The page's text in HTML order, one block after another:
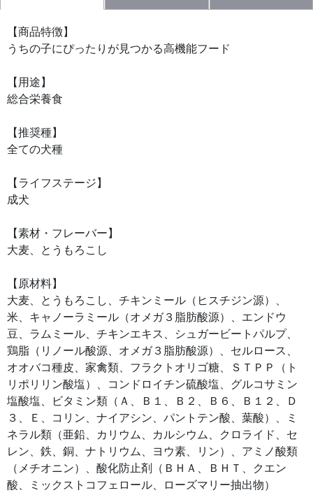
【商品特徴】
うちの子にぴったりが見つかる高機能フード
【用途】
総合栄養食
【推奨種】
全ての犬種
【ライフステージ】
成犬
【素材・フレーバー】
大麦、とうもろこし
【原材料】
大麦、とうもろこし、チキンミール（ヒスチジン源）、
米、キャノーラミール（オメガ３脂肪酸源）、エンドウ
豆、ラムミール、チキンエキス、シュガービートパルプ、
鶏脂（リノール酸源、オメガ３脂肪酸源）、セルロース、
オオバコ種皮、家禽類、フラクトオリゴ糖、ＳＴＰＰ（ト
リポリリン酸塩）、コンドロイチン硫酸塩、グルコサミン
塩酸塩、ビタミン類（Ａ、Ｂ１、Ｂ２、Ｂ６、Ｂ１２、Ｄ
３、Ｅ、コリン、ナイアシン、パントテン酸、葉酸）、ミ
ネラル類（亜鉛、カリウム、カルシウム、クロライド、セ
レン、鉄、銅、ナトリウム、ヨウ素、リン）、アミノ酸類
（メチオニン）、酸化防止剤（ＢＨＡ、ＢＨＴ、クエン
酸、ミックストコフェロール、ローズマリー抽出物）